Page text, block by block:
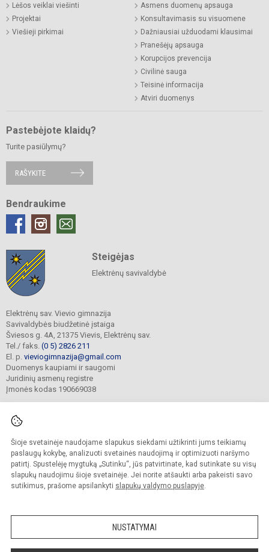
Šioje svetainėje naudojame slapukus siekdami užtikrinti jums teikiamų
paslaugų kokybę, analizuoti svetainės naudojimą ir optimizuoti naršymo
patirtį. Spustelėję mygtuką „Sutinku“, jūs patvirtinate, kad sutinkate su visų
slapukų naudojimu šioje svetainėje. Jei norite atšaukti arba pakeisti savo
sutikimus, prašome apsilankyti slapukų valdymo puslapyje.
NUSTATYMAI
Lėšos veiklai viešinti
Projektai
Viešieji pirkimai
Asmens duomenų apsauga
Konsultavimasis su visuomene
Dažniausiai užduodami klausimai
Pranešėjų apsauga
Korupcijos prevencija
Civilinė sauga
Teisinė informacija
Atviri duomenys
Pastebėjote klaidų?
Turite pasiūlymų?
RAŠYKITE
Bendraukime
Steigėjas
Elektrėnų savivaldybė
Elektrėnų sav. Vievio gimnazija
Savivaldybės biudžetinė įstaiga
Šviesos g. 4A, 21375 Vievis, Elektrėnų sav.
Tel./ faks. (0 5) 2826 211
El. p. vieviogimnazija@gmail.com
Duomenys kaupiami ir saugomi
Juridinių asmenų registre
Įmonės kodas 190669038
© 2022. Elektrėnų sav. Vievio gimnazija. Visos teisės saugomos.
Kopijuoti turinį be raštiško gimnazijos sutikimo griežtai draudžiama.
Prieinamumo paraiška Slapukų valdymas
Sumanus būdas atnaujinti